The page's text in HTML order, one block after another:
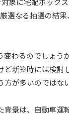
象に宅配ボック
選なる抽選の結
わるのでしょう
ど新築時には検
が多いのではな
景は、自動車運